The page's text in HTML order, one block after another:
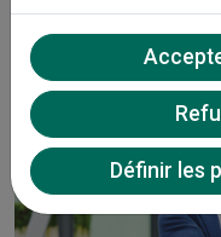
Définir les